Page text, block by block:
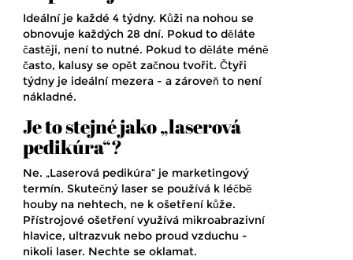
Ideální je každé 4 týdny. Kůži na nohou se
obnovuje každých 28 dní. Pokud to děláte
častěji, není to nutné. Pokud to děláte méně
často, kalusy se opět začnou tvořit. Čtyři
týdny je ideální mezera - a zároveň to není
nákladné.
Je to stejné jako „laserová
pedikúra“?
Ne. „Laserová pedikúra“ je marketingový
termín. Skutečný laser se používá k léčbě
houby na nehtech, ne k ošetření kůže.
Přístrojové ošetření využívá mikroabrazivní
hlavice, ultrazvuk nebo proud vzduchu -
nikoli laser. Nechte se oklamat.